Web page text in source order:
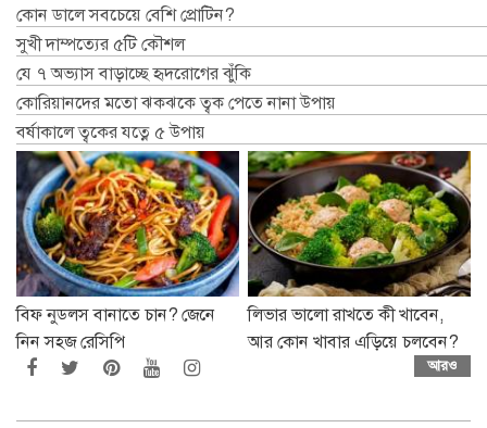
কোন ডালে সবচেয়ে বেশি প্রোটিন?
সুখী দাম্পত্যের ৫টি কৌশল
যে ৭ অভ্যাস বাড়াচ্ছে হৃদরোগের ঝুঁকি
কোরিয়ানদের মতো ঝকঝকে ত্বক পেতে নানা উপায়
বর্ষাকালে ত্বকের যত্নে ৫ উপায়
বিফ নুডলস বানাতে চান? জেনে
নিন সহজ রেসিপি
লিভার ভালো রাখতে কী খাবেন,
আর কোন খাবার এড়িয়ে চলবেন?
আরও